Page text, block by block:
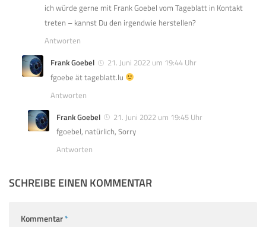
ich würde gerne mit Frank Goebel vom Tageblatt in Kontakt
treten – kannst Du den irgendwie herstellen?
Antworten
Frank Goebel
21. Juni 2022 um 19:44 Uhr
fgoebe ät tageblatt.lu
Antworten
Frank Goebel
21. Juni 2022 um 19:45 Uhr
fgoebel, natürlich, Sorry
Antworten
SCHREIBE EINEN KOMMENTAR
Kommentar*